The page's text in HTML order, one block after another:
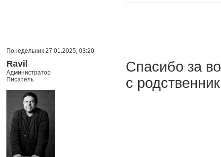
Понедельник 27.01.2025, 03:20
Ravil
Администратор
Писатель
Спасибо за
с